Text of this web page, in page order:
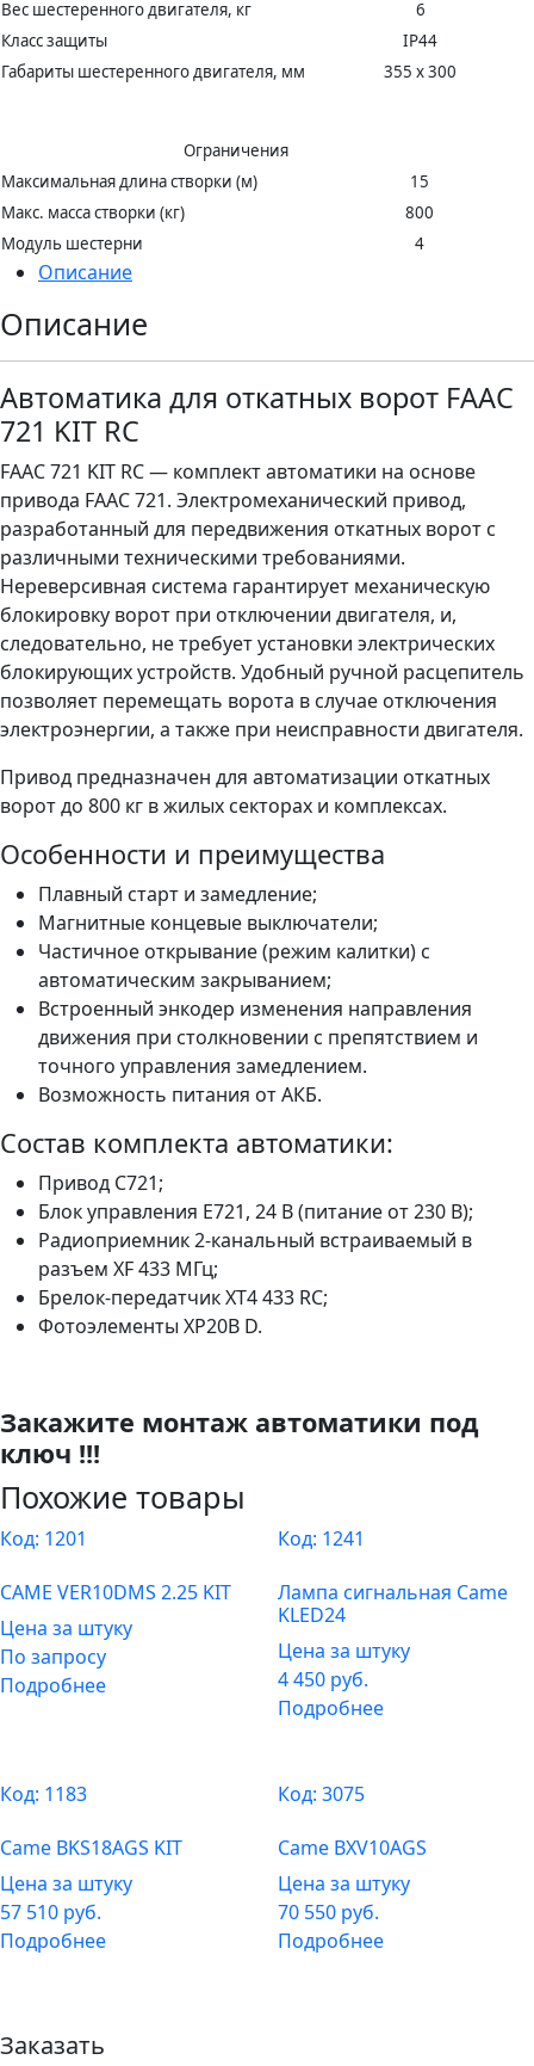
Вес шестеренного двигателя, кг
6
Класс защиты
IP44
Габариты шестеренного двигателя, мм
355 х 300
Ограничения
Максимальная длина створки (м)
15
Макс. масса створки (кг)
800
Модуль шестерни
4
Описание
Описание
Автоматика для откатных ворот FAAC
721 KIT RC
FAAC 721 KIT RC — комплект автоматики на основе
привода FAAC 721. Электромеханический привод,
разработанный для передвижения откатных ворот с
различными техническими требованиями.
Нереверсивная система гарантирует механическую
блокировку ворот при отключении двигателя, и,
следовательно, не требует установки электрических
блокирующих устройств. Удобный ручной расцепитель
позволяет перемещать ворота в случае отключения
электроэнергии, а также при неисправности двигателя.
Привод предназначен для автоматизации откатных
ворот до 800 кг в жилых секторах и комплексах.
Особенности и преимущества
Плавный старт и замедление;
Магнитные концевые выключатели;
Частичное открывание (режим калитки) с
автоматическим закрыванием;
Встроенный энкодер изменения направления
движения при столкновении с препятствием и
точного управления замедлением.
Возможность питания от АКБ.
Состав комплекта автоматики:
Привод C721;
Блок управления Е721, 24 В (питание от 230 В);
Радиоприемник 2-канальный встраиваемый в
разъем XF 433 МГц;
Брелок-передатчик XT4 433 RC;
Фотоэлементы XP20B D.
Закажите монтаж автоматики под
ключ !!!
Похожие товары
Код: 1201
CAME VER10DMS 2.25 KIT
Цена за штуку
По запросу
Подробнее
Код: 1241
Лампа сигнальная Came
KLED24
Цена за штуку
4 450 руб.
Подробнее
Код: 1183
Came BKS18AGS KIT
Цена за штуку
57 510 руб.
Подробнее
Код: 3075
Came BXV10AGS
Цена за штуку
70 550 руб.
Подробнее
Заказать